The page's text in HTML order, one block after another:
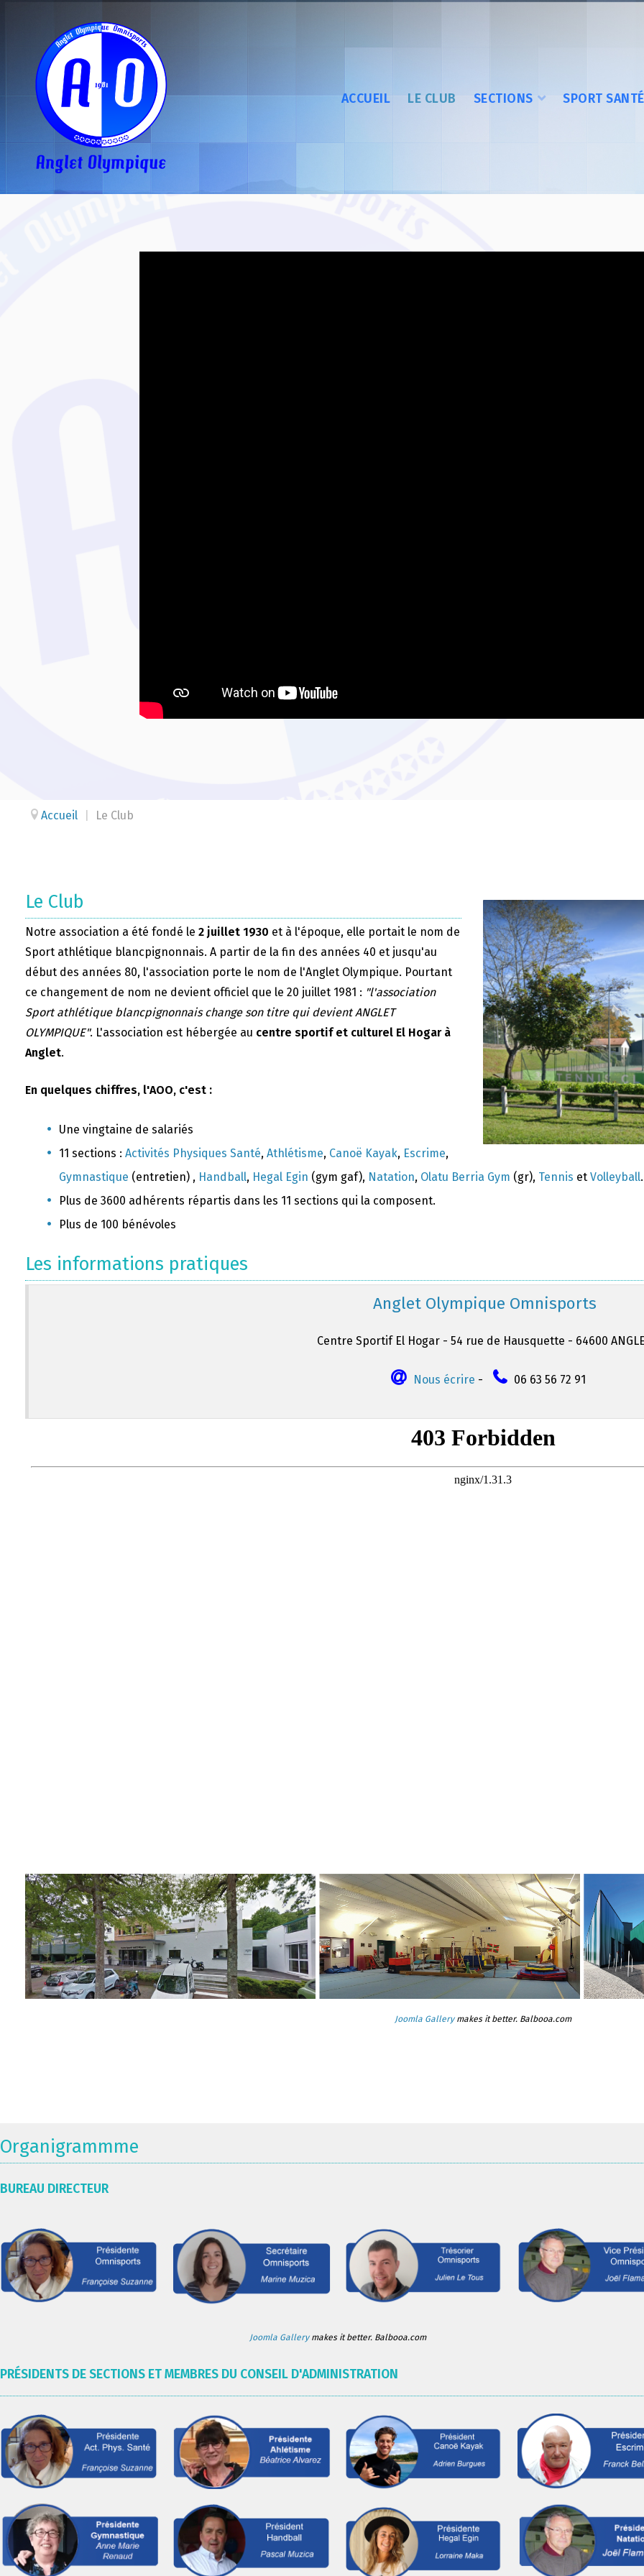
ACCUEIL LE CLUB SECTIONS SPORT SANTÉ
Accueil Le Club
Le Club
Notre association a été fondé le 2 juillet 1930 et à l'époque, elle portait le nom de
Sport athlétique blancpignonnais. A partir de la fin des années 40 et jusqu'au
début des années 80, l'association porte le nom de l'Anglet Olympique. Pourtant
ce changement de nom ne devient officiel que le 20 juillet 1981 : "l'association
Sport athlétique blancpignonnais change son titre qui devient ANGLET
OLYMPIQUE". L'association est hébergée au centre sportif et culturel El Hogar à
Anglet.
En quelques chiffres, l'AOO, c'est :
Une vingtaine de salariés
11 sections : Activités Physiques Santé, Athlétisme, Canoë Kayak, Escrime,
Gymnastique (entretien) , Handball, Hegal Egin (gym gaf), Natation, Olatu Berria Gym (gr), Tennis et Volleyball.
Plus de 3600 adhérents répartis dans les 11 sections qui la composent.
Plus de 100 bénévoles
Les informations pratiques
Anglet Olympique Omnisports
Centre Sportif El Hogar - 54 rue de Hausquette - 64600
Nous écrire - 06 63 56 72 91
Joomla Gallerymakes it better. Balbooa.com
Organigrammme
BUREAU DIRECTEUR
Joomla Gallerymakes it better. Balbooa.com
PRÉSIDENTS DE SECTIONS ET MEMBRES DU CONSEIL D'ADMINISTRATION